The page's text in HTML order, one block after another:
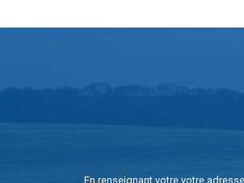
En renseignant votre votre